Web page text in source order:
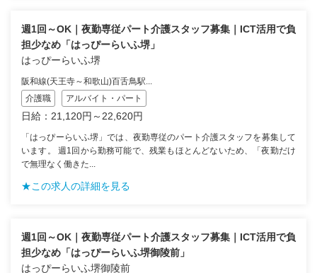
週1回～OK｜夜勤専従パート介護スタッフ募集｜ICT活用で負
担少なめ「はっぴーらいふ堺」
はっぴーらいふ堺
阪和線(天王寺～和歌山)百舌鳥駅...
介護職
アルバイト・パート
日給：21,120円～22,620円
「はっぴーらいふ堺」では、夜勤専従のパート介護スタッフを募集して
います。 週1回から勤務可能で、残業もほとんどないため、「夜勤だけ
で無理なく働きた...
★この求人の詳細を見る
週1回～OK｜夜勤専従パート介護スタッフ募集｜ICT活用で負
担少なめ「はっぴーらいふ堺御陵前」
はっぴーらいふ堺御陵前